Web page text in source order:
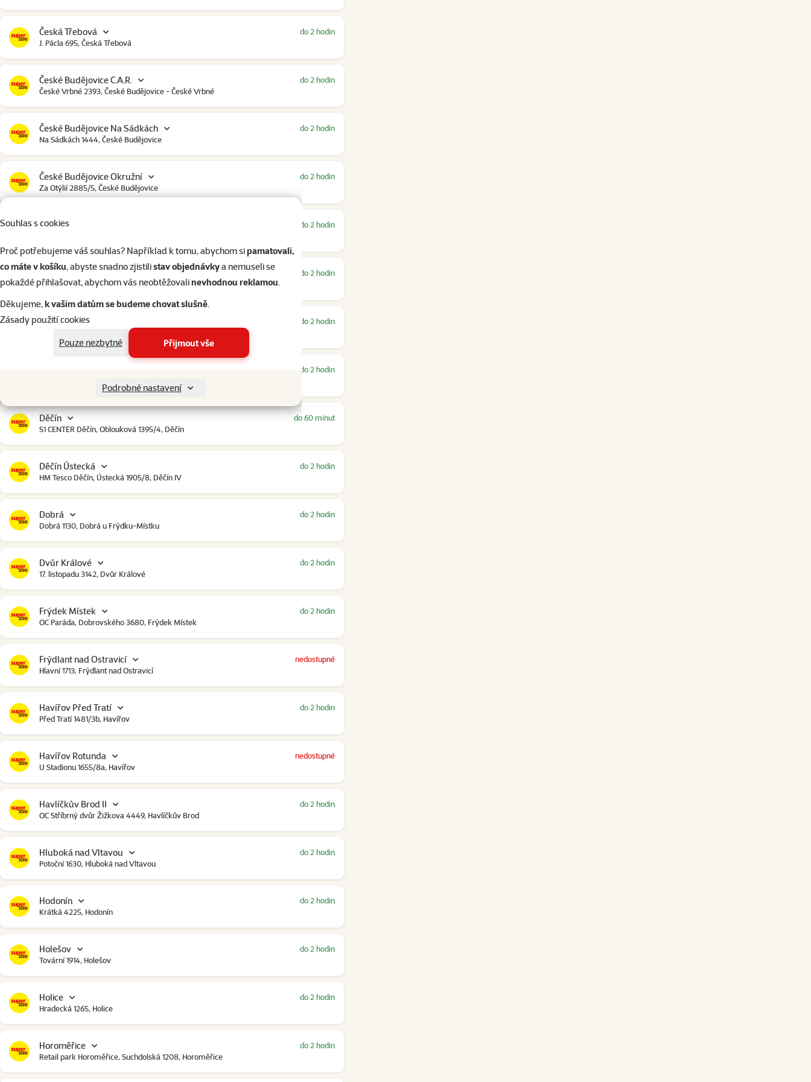
Souhlas s cookies
Proč potřebujeme váš souhlas? Například k tomu, abychom sipamatovali,
co máte v košíku, abyste snadno zjistilistav objednávkya nemuseli se
pokaždé přihlašovat, abychom vás neobtěžovalinevhodnou reklamou.
Děkujeme,k vašim datům se budeme chovat slušně.
Zásady použití cookies
Pouze nezbytné
Přijmout vše
Podrobné nastavení
Česká Třebová
J. Pácla 695, Česká Třebová
do 2 hodin
České Budějovice C.A.R.
České Vrbné 2393, České Budějovice - České Vrbné
do 2 hodin
České Budějovice Na Sádkách
Na Sádkách 1444, České Budějovice
do 2 hodin
České Budějovice Okružní
Za Otýlií 2885/5, České Budějovice
do 2 hodin
České Budějovice Strakonická do 2 hodin
Český Krumlov
Urbinská 238, Český Krumlov
do 2 hodin
Čestlice
Čestlice komerční zóna, U Makra 123, Čestlice
do 2 hodin
do 2 hodin
Děčín
S1 CENTER Děčín, Oblouková 1395/4, Děčín
do 60 minut
Děčín Ústecká
HM Tesco Děčín, Ústecká 1905/8, Děčín IV
do 2 hodin
Dobrá
Dobrá 1130, Dobrá u Frýdku-Místku
do 2 hodin
Dvůr Králové
17. listopadu 3142, Dvůr Králové
do 2 hodin
Frýdek Místek
OC Paráda, Dobrovského 3680, Frýdek Místek
do 2 hodin
Frýdlant nad Ostravicí
Hlavní 1713, Frýdlant nad Ostravicí
nedostupné
Havířov Před Tratí
Před Tratí 1481/3b, Havířov
do 2 hodin
Havířov Rotunda
U Stadionu 1655/8a, Havířov
nedostupné
Havlíčkův Brod II
OC Stříbrný dvůr Žižkova 4449, Havlíčkův Brod
do 2 hodin
Hluboká nad Vltavou
Potoční 1630, Hluboká nad Vltavou
do 2 hodin
Hodonín
Krátká 4225, Hodonín
do 2 hodin
Holešov
Tovární 1914, Holešov
do 2 hodin
Holice
Hradecká 1265, Holice
do 2 hodin
Horoměřice
Retail park Horoměřice, Suchdolská 1208, Horoměřice
do 2 hodin